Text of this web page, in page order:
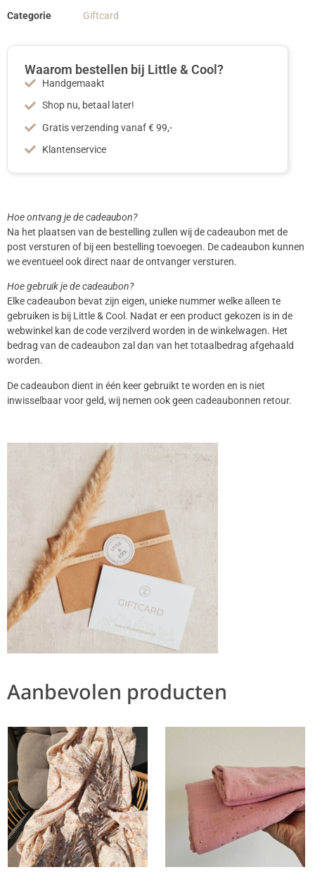
Categorie Giftcard
Waarom bestellen bij Little & Cool?
Handgemaakt
Shop nu, betaal later!
Gratis verzending vanaf € 99,-
Klantenservice
Hoe ontvang je de cadeaubon?
Na het plaatsen van de bestelling zullen wij de cadeaubon met de
post versturen of bij een bestelling toevoegen. De cadeaubon kunnen
we eventueel ook direct naar de ontvanger versturen.
Hoe gebruik je de cadeaubon?
Elke cadeaubon bevat zijn eigen, unieke nummer welke alleen te
gebruiken is bij Little & Cool. Nadat er een product gekozen is in de
webwinkel kan de code verzilverd worden in de winkelwagen. Het
bedrag van de cadeaubon zal dan van het totaalbedrag afgehaald
worden.
De cadeaubon dient in één keer gebruikt te worden en is niet
inwisselbaar voor geld, wij nemen ook geen cadeaubonnen retour.
Aanbevolen producten